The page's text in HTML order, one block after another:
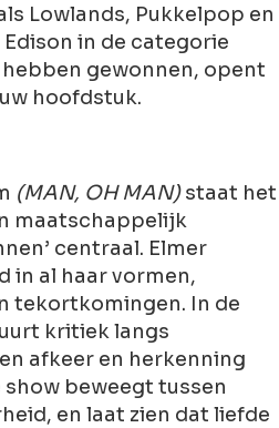
Lowlands, Pukkelpop en
Edison in de categorie
gewonnen, opent
hoofdstuk.
(MAN, OH MAN)staat het
maatschappelijk
centraal. Elmer
in al haar vormen,
tekortkomingen. In de
kritiek langs
afkeer en herkenning
beweegt tussen
en laat zien dat liefde